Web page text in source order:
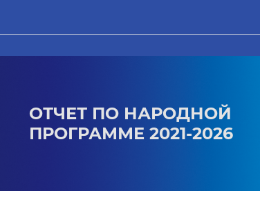
ОТЧЕТ ПО НАРОДНОЙ
ПРОГРАММЕ 2021-2026